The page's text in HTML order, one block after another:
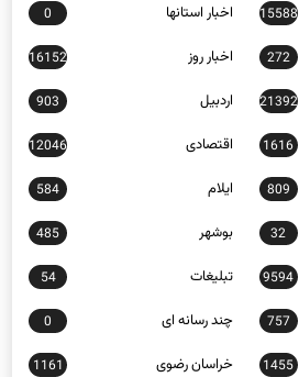
15588 اخبار استانها 0
272 اخبار روز 16152
21392 اردبیل 903
1616 اقتصادی 12046
809 ایلام 584
32 بوشهر 485
9594 تبلیغات 54
757 چند رسانه ای 0
1455 خراسان رضوی 1161